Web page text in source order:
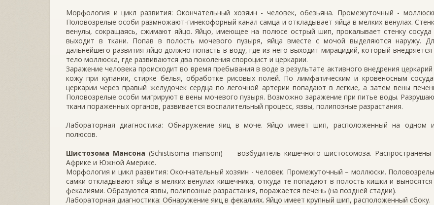
Морфология и цикл развития: Окончательный хозяин - человек, обезьяна. Промежуточный -
Половозрелые особи размножают-гинекофорный канал самца и откладывает яйца в мелких венулах.
венулы, сокращаясь, сжимают яйцо. Яйцо, имеющее на полюсе острый шип, прокалывает стенку сосуда
выходит в ткани. Попав в полость мочевого пузыря, яйца вместе с мочой выделяются наружу.
дальнейшего развития яйцо должно попасть в воду, где из него выходит мирацидий, который внедряется
тело моллюска, где развиваются два поколения спороцист и церкарии.
Заражение человека происходит во время пребывания в воде в результате активного внедрения церкарий
кожу при купании, стирке белья, обработке рисовых полей. По лимфатическим и кровеносным
церкарии через правый желудочек сердца по легочной артерии попадают в легкие, а затем вены
Половозрелые особи мигрируют в вены мочевого пузыря. Возможно заражение при питье воды.
ткани пораженных органов, развивается воспалительный процесс, язвы, полипозные разрастания.
Лабораторная диагностика: Обнаружение яиц в моче. Яйцо имеет шип, расположенный на одном
полюсов.
Шистозома Мансона (Schistisoma mansoni) –– возбудитель кишечного шистосомоза. Распространены
Африке и Южной Америке.
Морфология и цикл развития: Окончательный хозяин - человек. Промежуточный – моллюски.
самки откладывают яйца в мелких венулах кишечника, откуда те попадают в полость кишки и выносятся
фекалиями. Образуются язвы, полипозные разрастания, поражается печень (на поздней стадии).
Лабораторная диагностика: Обнаружение яиц в фекалиях. Яйцо имеет крупный шип, расположенный сбоку.